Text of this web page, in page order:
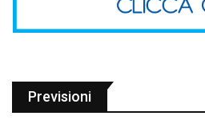
Previsioni